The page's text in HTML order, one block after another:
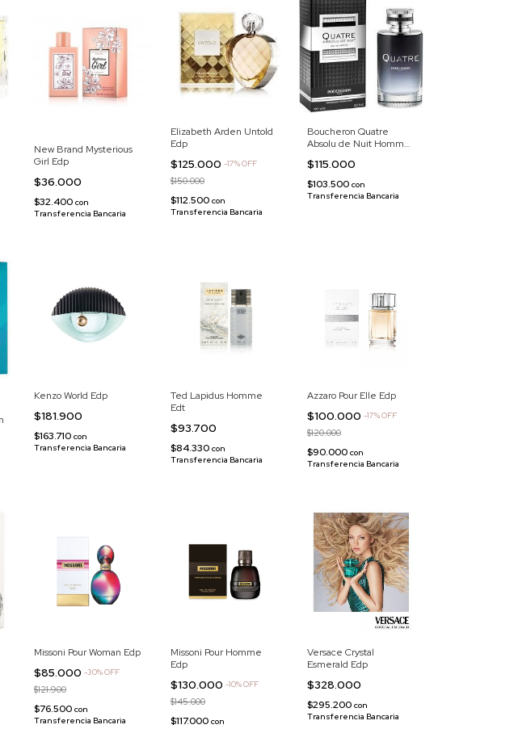
New Brand Mysterious
Girl Edp
$36.000
$32.400 con
Transferencia Bancaria
Elizabeth Arden Untold
Edp
$125.000 -17%OFF
$150.000
$112.500 con
Transferencia Bancaria
Boucheron Quatre
Absolu de Nuit Homme
$115.000
$103.500 con
Transferencia Bancaria
Kenzo World Edp
$181.900
$163.710 con
Transferencia Bancaria
Ted Lapidus Homme
Edt
$93.700
$84.330 con
Transferencia Bancaria
Azzaro Pour Elle Edp
$100.000 -17%OFF
$120.000
$90.000 con
Transferencia Bancaria
Missoni Pour Woman Edp
$85.000 -30%OFF
$121.900
$76.500 con
Transferencia Bancaria
Missoni Pour Homme
Edp
$130.000 -10%OFF
$145.000
$117.000 con
Versace Crystal
Esmerald Edp
$328.000
$295.200 con
Transferencia Bancaria